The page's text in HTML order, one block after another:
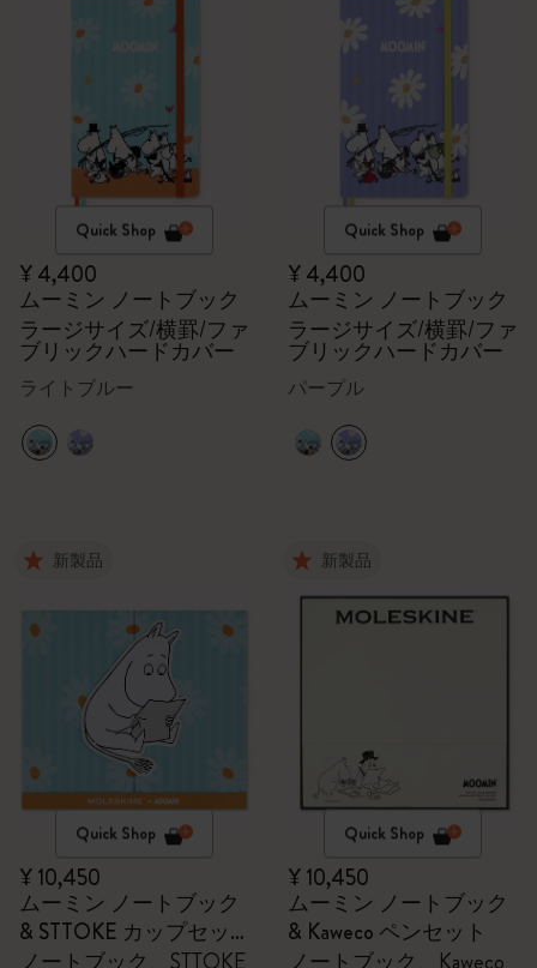
Quick Shop
¥ 4,400
ムーミン ノートブック
ラージサイズ/横罫/ファ
ブリックハードカバー
ライトブルー
Quick Shop
¥ 4,400
ムーミン ノートブック
ラージサイズ/横罫/ファ
ブリックハードカバー
パープル
新製品
Quick Shop
¥ 10,450
ムーミン ノートブック
& STTOKE カップセッ
ト
新製品
Quick Shop
¥ 10,450
ムーミン ノートブック
& Kaweco ペンセット